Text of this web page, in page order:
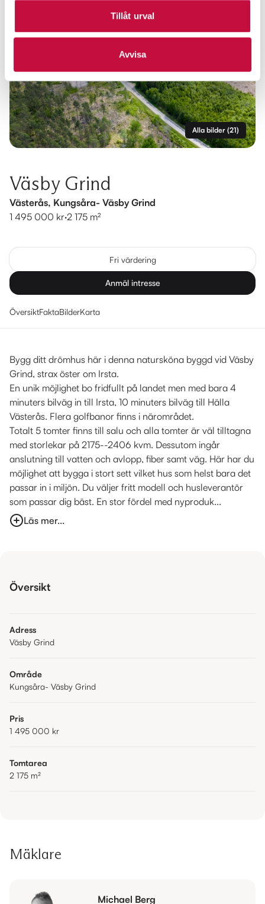
Tillåt urval
Avvisa
Alla bilder (21)
Väsby Grind
Västerås, Kungsåra- Väsby Grind
1 495 000 kr·2 175 m²
Fri värdering
Anmäl intresse
ÖversiktFaktaBilderKarta
Bygg ditt drömhus här i denna natursköna byggd vid Väsby
Grind, strax öster om Irsta.
En unik möjlighet bo fridfullt på landet men med bara 4
minuters bilväg in till Irsta, 10 minuters bilväg till Hälla
Västerås. Flera golfbanor finns i närområdet.
Totalt 5 tomter finns till salu och alla tomter är väl tilltagna
med storlekar på 2175--2406 kvm. Dessutom ingår
anslutning till vatten och avlopp, fiber samt väg. Här har du
möjlighet att bygga i stort sett vilket hus som helst bara det
passar in i miljön. Du väljer fritt modell och husleverantör
som passar dig bäst. En stor fördel med nyproduk...
Läs mer...
Översikt
Adress
Väsby Grind
Område
Kungsåra- Väsby Grind
Pris
1 495 000 kr
Tomtarea
2 175 m²
Mäklare
Michael Berg